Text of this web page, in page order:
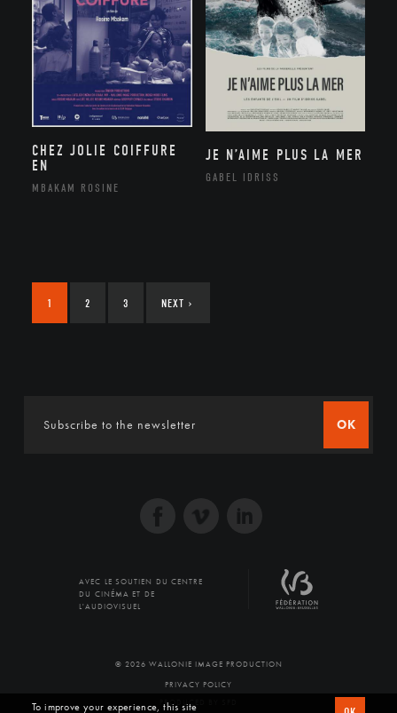
CHEZ JOLIE COIFFURE
EN
MBAKAM ROSINE
JE N’AIME PLUS LA MER
GABEL IDRISS
1 2 3 NEXT ›
OK
AVEC LE SOUTIEN DU CENTRE
DU CINÉMA ET DE
L'AUDIOVISUEL
© 2026 WALLONIE IMAGE PRODUCTION
PRIVACY POLICY
PRODUCED BY SFD
To improve your experience, this site